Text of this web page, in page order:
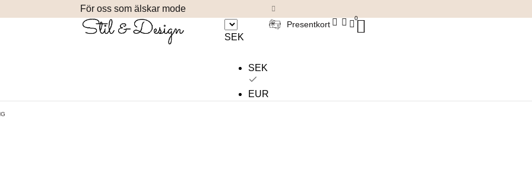
För oss som älskar mode
SEK
SEK
EUR
Presentkort
0